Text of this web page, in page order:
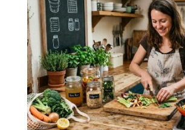
é
g
o
r
i
e
s